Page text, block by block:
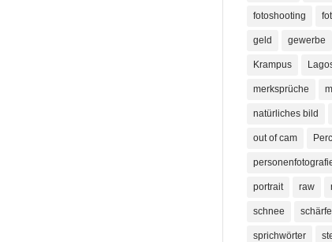
fotoshooting
geld gewerbe
Krampus
merksprüche
natürliches bild
out of cam
portrait raw
schnee
sprichwörter